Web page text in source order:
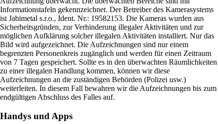
Informationstafeln gekennzeichnet. Der Betreiber des Kamerasystems
ist Jabimetal s.r.o., Ident. Nr.: 19582153. Die Kameras wurden aus
Sicherheitsgründen, zur Verhinderung illegaler Aktivitäten und zur
möglichen Aufklärung solcher illegalen Aktivitäten installiert. Nur das
Bild wird aufgezeichnet. Die Aufzeichnungen sind nur einem
begrenzten Personenkreis zugänglich und werden für einen Zeitraum
von 7 Tagen gespeichert. Sollte es in den überwachten Räumlichkeiten
zu einer illegalen Handlung kommen, können wir diese
Aufzeichnungen an die zuständigen Behörden (Polizei usw.)
weiterleiten. In diesem Fall bewahren wir die Aufzeichnungen bis zum
endgültigen Abschluss des Falles auf.
Handys und Apps